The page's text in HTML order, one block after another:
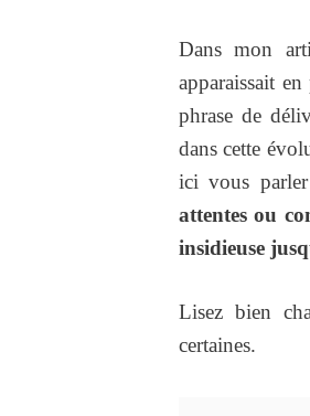
Dans mon
apparaissait
phrase de
dans cette
ici vous
attentes ou
insidieuse
Lisez bien
certaines.